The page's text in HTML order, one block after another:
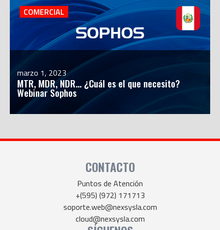
COMERCIAL
marzo 1, 2023
MTR, MDR, NDR… ¿Cuál es el que necesito?
Webinar Sophos
CONTACTO
Puntos de Atención
+(595) (972) 171713
soporte.web@nexsysla.com
cloud@nexsysla.com